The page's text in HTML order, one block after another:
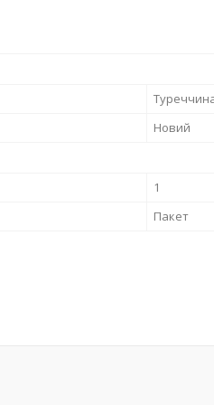
Новий
1
Пакет